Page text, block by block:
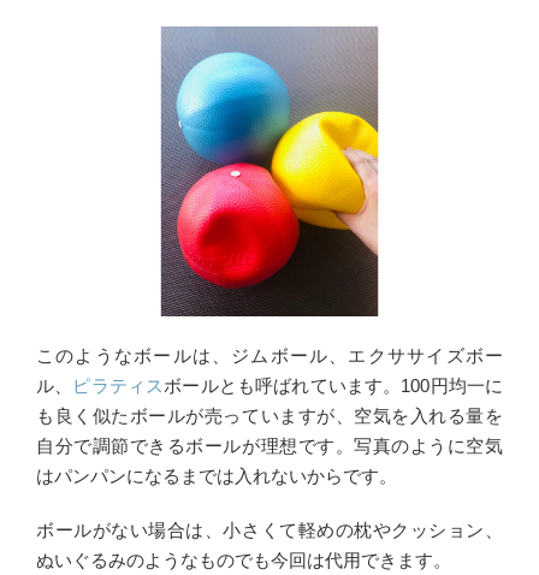
このようなボールは、ジムボール、エクササイズボー
ル、 ピラティスボールとも呼ばれています。100円均一に
も良く似たボールが売っていますが、空気を入れる量を
自分で調節できるボールが理想です。写真のように空気
はパンパンになるまでは入れないからです。
ボールがない場合は、小さくて軽めの枕やクッション、
ぬいぐるみのようなものでも今回は代用できます。